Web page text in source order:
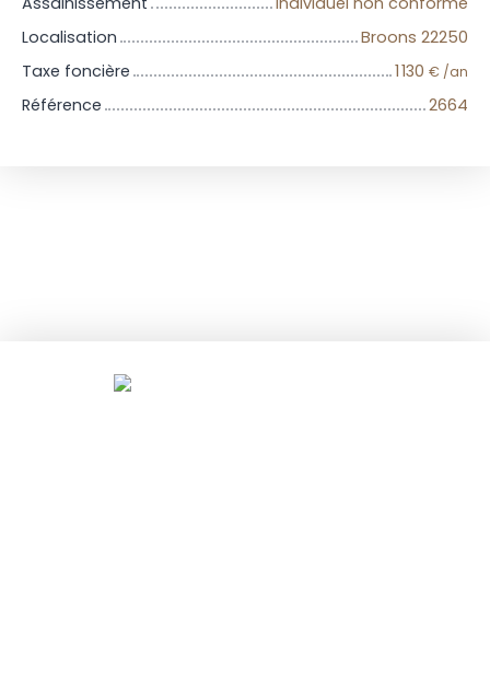
Localisation
Broons 22250
Taxe foncière
1 130 € /an
Référence 2664